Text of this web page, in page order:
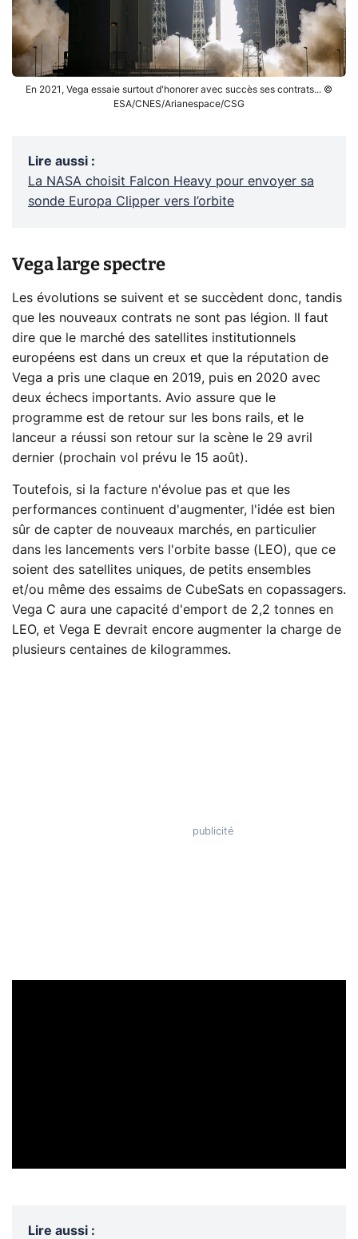
En 2021, Vega essaie surtout d'honorer avec succès ses contrats... ©
ESA/CNES/Arianespace/CSG
Lire aussi :
La NASA choisit Falcon Heavy pour envoyer sa
sonde Europa Clipper vers l’orbite
Vega large spectre
Les évolutions se suivent et se succèdent donc, tandis
que les nouveaux contrats ne sont pas légion. Il faut
dire que le marché des satellites institutionnels
européens est dans un creux et que la réputation de
Vega a pris une claque en 2019, puis en 2020 avec
deux échecs importants. Avio assure que le
programme est de retour sur les bons rails, et le
lanceur a réussi son retour sur la scène le 29 avril
dernier (prochain vol prévu le 15 août).
Toutefois, si la facture n'évolue pas et que les
performances continuent d'augmenter, l'idée est bien
sûr de capter de nouveaux marchés, en particulier
dans les lancements vers l'orbite basse (LEO), que ce
soient des satellites uniques, de petits ensembles
et/ou même des essaims de CubeSats en copassagers.
Vega C aura une capacité d'emport de 2,2 tonnes en
LEO, et Vega E devrait encore augmenter la charge de
plusieurs centaines de kilogrammes.
Lire aussi :